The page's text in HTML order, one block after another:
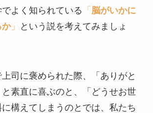
よく知られている 「 脳がいかに
か」
という説を考えてみましょ
司に褒められた際、「ありがと
素直に喜ぶのと、「どうせお世
構えてしまうのとでは、私たち